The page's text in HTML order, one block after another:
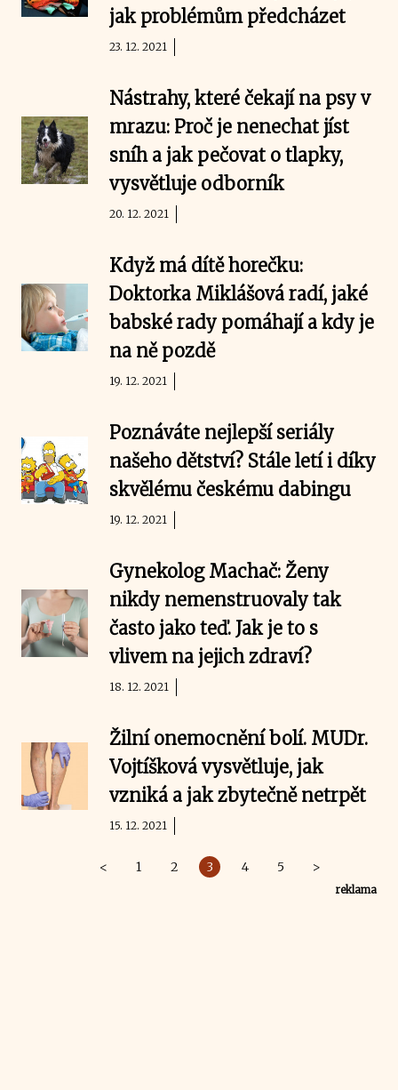
jak problémům předcházet
23. 12. 2021
Nástrahy, které čekají na psy v
mrazu: Proč je nenechat jíst
sníh a jak pečovat o tlapky,
vysvětluje odborník
20. 12. 2021
Když má dítě horečku:
Doktorka Miklášová radí, jaké
babské rady pomáhají a kdy je
na ně pozdě
19. 12. 2021
Poznáváte nejlepší seriály
našeho dětství? Stále letí i díky
skvělému českému dabingu
19. 12. 2021
Gynekolog Machač: Ženy
nikdy nemenstruovaly tak
často jako teď. Jak je to s
vlivem na jejich zdraví?
18. 12. 2021
Žilní onemocnění bolí. MUDr.
Vojtíšková vysvětluje, jak
vzniká a jak zbytečně netrpět
15. 12. 2021
< 1 2 3 4 5 >
reklama